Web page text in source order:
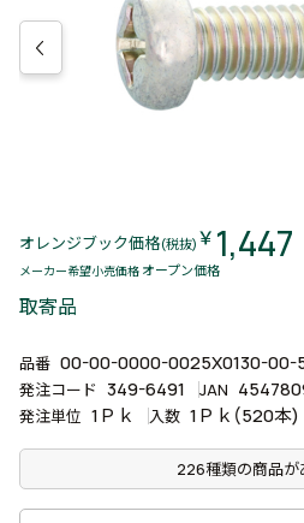
オレンジブック価格(税抜) ￥ 1,447
メーカー希望小売価格 オープン価格
取寄品
品番 00-00-0000-0025X0130-00-
発注コード 349-6491 JAN
発注単位 1Ｐｋ 入数 1Ｐｋ(520本)
226種類の商品が